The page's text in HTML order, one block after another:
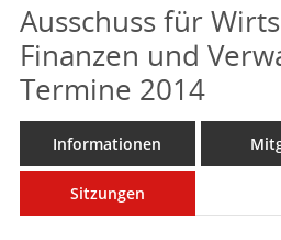
Ausschuss für
Finanzen und
Termine 2014
Informationen
Sitzungen